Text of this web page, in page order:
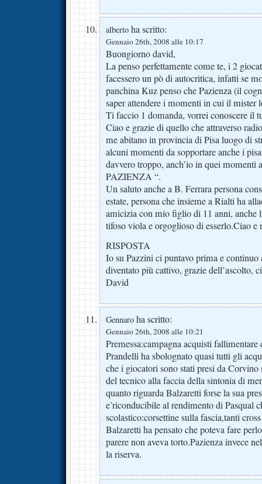
alberto ha scritto:
Gennaio 26th, 2008 alle 10:17
Buongiorno david,
La penso perfettamente come te, i 2
facessero un pò di autocritica, infatti se
panchina Kuz penso che Pazienza (il
saper attendere i momenti in cui il mister
Ti faccio 1 domanda, vorrei conoscere il
Ciao e grazie di quello che attraverso
me abitano in provincia di Pisa luogo di
alcuni momenti da sopportare anche i
davvero troppo, anch’io in quei momenti
PAZIENZA “.
Un saluto anche a B. Ferrara persona
estate, persona che insieme a Rialti ha
amicizia con mio figlio di 11 anni, anche
tifoso viola e orgoglioso di esserlo.Ciao e
RISPOSTA
Io su Pazzini ci puntavo prima e continuo
diventato più cattivo, grazie dell’ascolto,
David
Gennaro ha scritto:
Gennaio 26th, 2008 alle 10:21
Premessa:campagna acquisti
Prandelli ha sbolognato quasi tutti gli
che i giocatori sono stati presi da Corvino
del tecnico alla faccia della sintonia di
quanto riguarda Balzaretti forse la sua
e’riconducibile al rendimento di Pasqual
scolastico:corsettine sulla fascia,tanti
Balzaretti ha pensato che poteva fare
parere non aveva torto.Pazienza invece
la riserva.